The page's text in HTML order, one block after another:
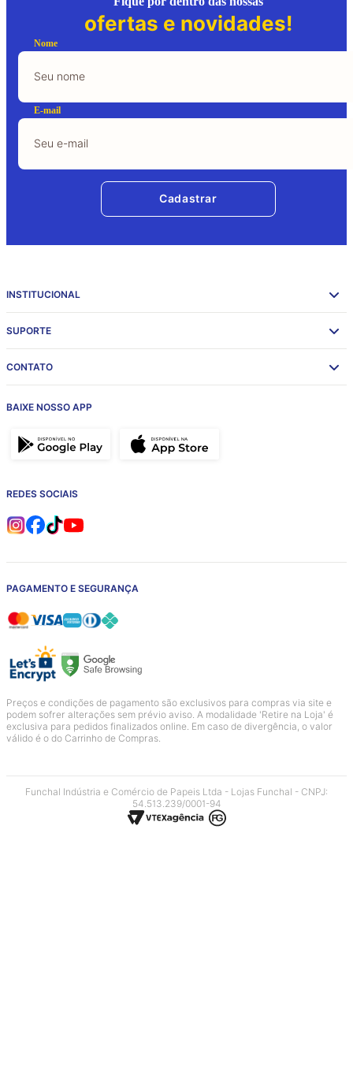
ofertas e novidades!
Nome
E-mail
Cadastrar
INSTITUCIONAL
SUPORTE
CONTATO
BAIXE NOSSO APP
REDES SOCIAIS
PAGAMENTO E SEGURANÇA
Preços e condições de pagamento são exclusivos para compras via site e
podem sofrer alterações sem prévio aviso. A modalidade 'Retire na Loja' é
exclusiva para pedidos finalizados online. Em caso de divergência, o valor
válido é o do Carrinho de Compras.
Funchal Indústria e Comércio de Papeis Ltda - Lojas Funchal - CNPJ:
54.513.239/0001-94